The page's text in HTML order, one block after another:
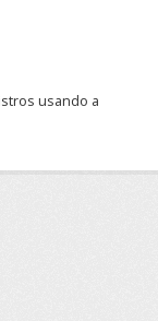
usando a